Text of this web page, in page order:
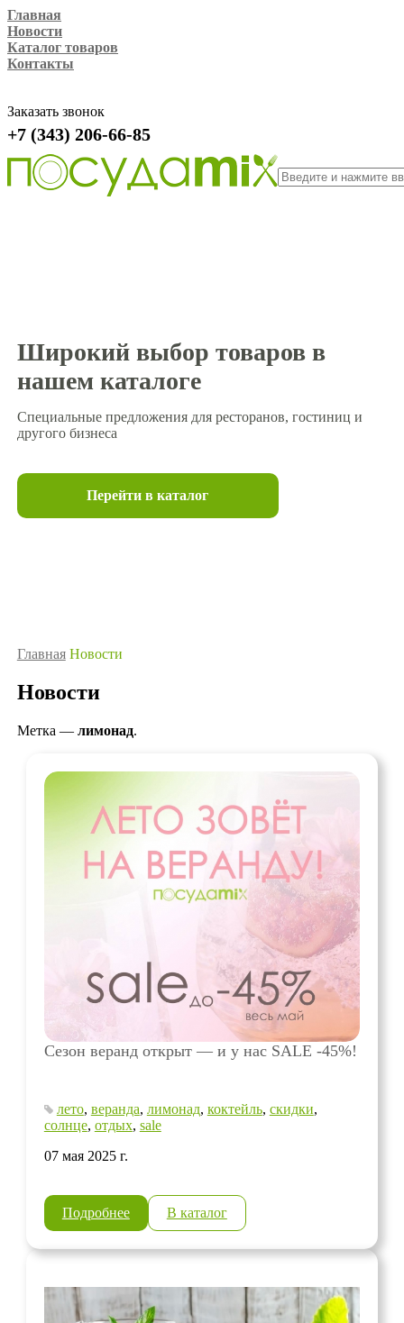
Главная
Новости
Каталог товаров
Контакты
Заказать звонок
+7 (343) 206-66-85
Широкий выбор товаров в
нашем каталоге
Специальные предложения для ресторанов, гостиниц и
другого бизнеса
Перейти в каталог
Главная Новости
Новости
Метка — лимонад.
Сезон веранд открыт — и у нас SALE -45%!
лето, веранда, лимонад, коктейль, скидки,
солнце, отдых, sale
07 мая 2025 г.
Подробнее В каталог